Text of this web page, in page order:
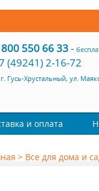
550 66 33-
(49241) 2-16-72
г. Гусь-Хрустальный, ул.
и оплата
> Все для дома и